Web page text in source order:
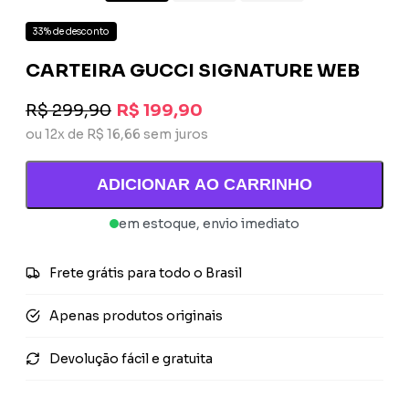
33% de desconto
CARTEIRA GUCCI SIGNATURE WEB
R$ 299,90 R$ 199,90
ou 12x de R$ 16,66 sem juros
ADICIONAR AO CARRINHO
em estoque, envio imediato
Frete grátis para todo o Brasil
Apenas produtos originais
Devolução fácil e gratuita